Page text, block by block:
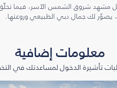
مشهد شروق الشمس الآسر، فيما
يصوّر لك جمال دبي الطبيعي وروعتها.
معلومات إضافية
تأشيرة الدخول لمساعدتك في